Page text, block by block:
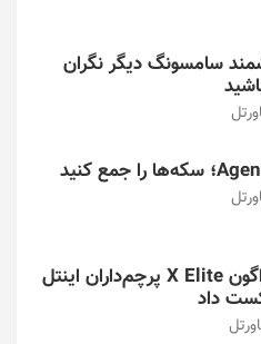
سامسونگ دیگر نگران
تراشه اسنپدراگون X Elite پرچم‌داران اینتل